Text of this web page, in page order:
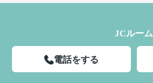
JCルーム
電話をする